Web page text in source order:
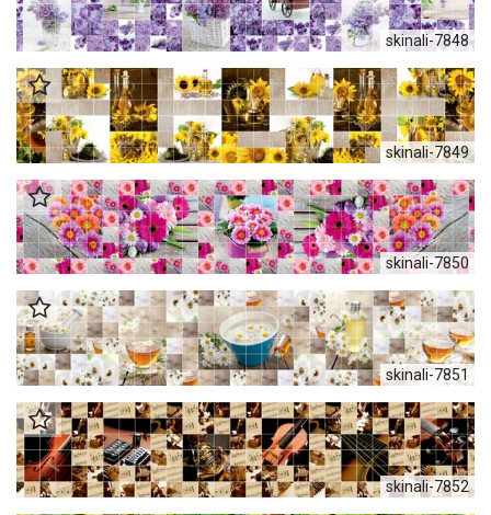
skinali-7848
skinali-7849
skinali-7850
skinali-7851
skinali-7852